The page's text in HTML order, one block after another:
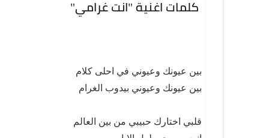
كلمات اغنية "انت غرامي"
بين عيونك وعيوني في احلى كلام
بين عيونك وعيوني بيدوب الغرام
قلبي اختارك حبيبي من بين العالم